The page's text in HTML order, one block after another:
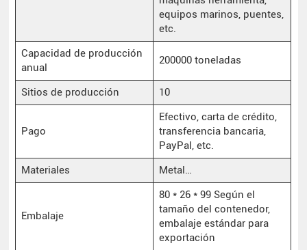
equipos marinos, puentes,
etc.
Capacidad de producción
anual
200000 toneladas
Sitios de producción 10
Pago
Efectivo, carta de crédito,
transferencia bancaria,
PayPal, etc.
Materiales
Metal…
Embalaje
80 * 26 * 99 Según el
tamaño del contenedor,
embalaje estándar para
exportación